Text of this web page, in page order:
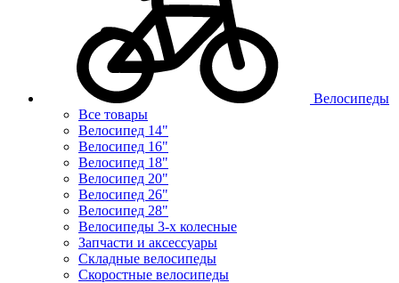
Велосипеды
Все товары
Велосипед 14"
Велосипед 16"
Велосипед 18"
Велосипед 20"
Велосипед 26"
Велосипед 28"
Велосипеды 3-х колесные
Запчасти и аксессуары
Складные велосипеды
Скоростные велосипеды